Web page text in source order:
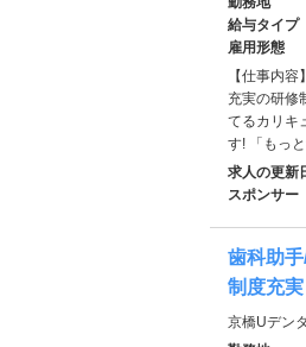
給与タイプ
雇用形態
【仕事内
充実の研修
てるカリキ
す! 「もっ
求人の更新
スポンサー
歯科助
制度充実
京橋Uデン